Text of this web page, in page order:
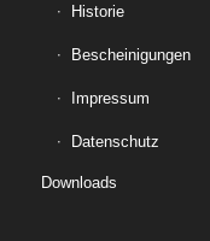
Historie
Bescheinigungen
Impressum
Datenschutz
Downloads